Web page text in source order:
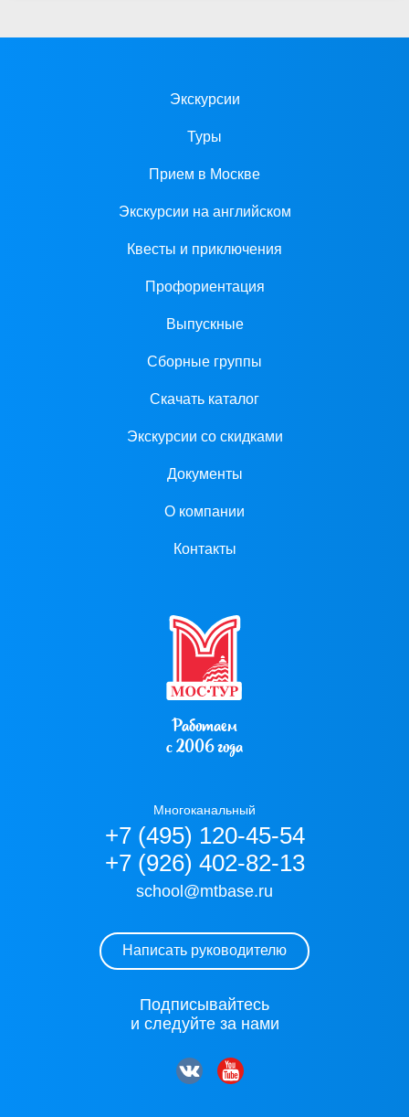
Экскурсии
Туры
Прием в Москве
Экскурсии на английском
Квесты и приключения
Профориентация
Выпускные
Сборные группы
Скачать каталог
Экскурсии со скидками
Документы
О компании
Контакты
Работаем
с 2006 года
Многоканальный
+7 (495) 120-45-54
+7 (926) 402-82-13
school@mtbase.ru
Написать руководителю
Подписывайтесь
и следуйте за нами